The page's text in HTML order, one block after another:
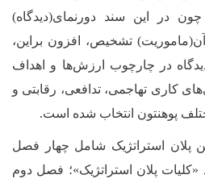
در این سند دورنمای(دیدگاه)
تشخیص، افزون براین،
در چارچوب ارزش‌ها و اهداف
کاری تهاجمی، تدافعی، رقابتی و
پوهنتون انتخاب شده است.
پلان استراتژیک شامل چهار فصل
پلان استراتژیک»؛ فصل دوم